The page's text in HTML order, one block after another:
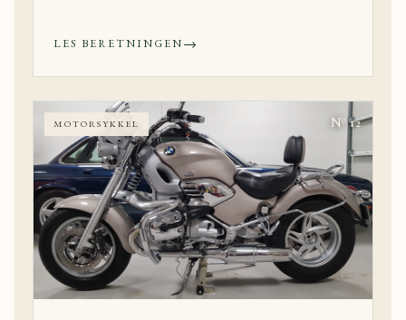
LES BERETNINGEN→
MOTORSYKKEL Nº 12